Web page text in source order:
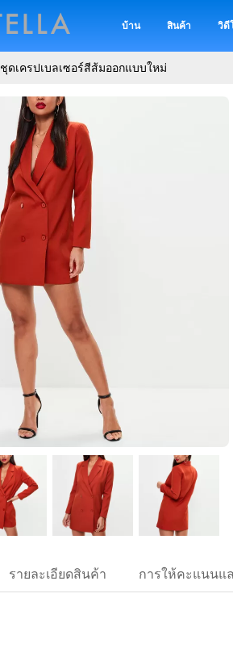
บ้าน สินค้า วิดี
ชุดเครปเบลเซอร์สีส้มออกแบบใหม่
รายละเอียดสินค้า การให้คะแนนแ